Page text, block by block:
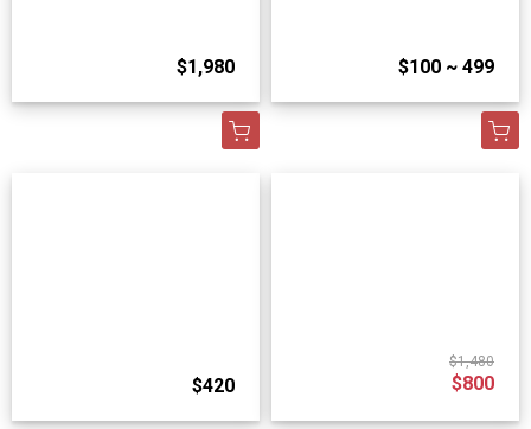
$1,980 $100 ~ 499
$420
$1,480
$800